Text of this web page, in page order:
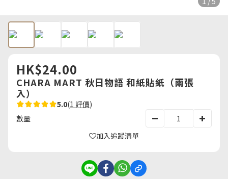
HK$24.00
CHARA MART 秋日物語 和紙貼紙（兩張
入）
5.0(1 評價)
數量
加入追蹤清單